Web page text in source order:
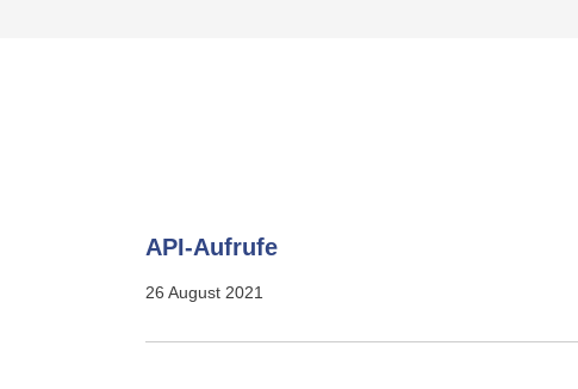
API-Aufrufe
26 August 2021